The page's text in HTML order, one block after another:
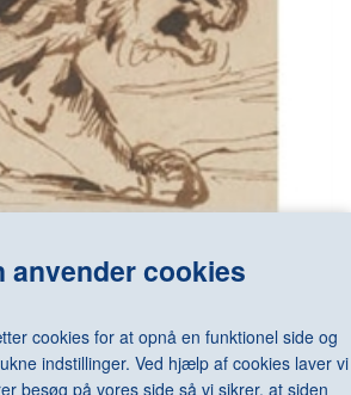
anvender cookies
cookies for at opnå en funktionel side og
indstillinger. Ved hjælp af cookies laver vi
besøg på vores side så vi sikrer, at siden
THE KAREN B. COHEN
DKK 375,00